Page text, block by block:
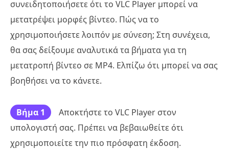
συνειδητοποιήσετε ότι το VLC Player μπορεί να
μετατρέψει μορφές βίντεο. Πώς να το
χρησιμοποιήσετε λοιπόν με σύνεση; Στη συνέχεια,
θα σας δείξουμε αναλυτικά τα βήματα για τη
μετατροπή βίντεο σε MP4. Ελπίζω ότι μπορεί να σας
βοηθήσει να το κάνετε.
Βήμα 1
Αποκτήστε το VLC Player στον
υπολογιστή σας. Πρέπει να βεβαιωθείτε ότι
χρησιμοποιείτε την πιο πρόσφατη έκδοση.